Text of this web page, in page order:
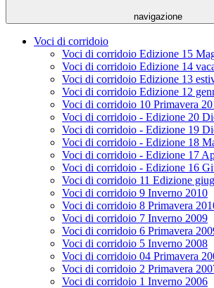
navigazione
Voci di corridoio
Voci di corridoio Edizione 15
Voci di corridoio Edizione 14
Voci di corridoio Edizione 13
Voci di corridoio Edizione 12
Voci di corridoio 10 Primavera
Voci di corridoio - Edizione 20
Voci di corridoio - Edizione 19
Voci di corridoio - Edizione 18
Voci di corridoio - Edizione 17
Voci di corridoio - Edizione 16
Voci di corridoio 11 Edizione
Voci di corridoio 9 Inverno 2010
Voci di corridoio 8 Primavera
Voci di corridoio 7 Inverno 2009
Voci di corridoio 6 Primavera
Voci di corridoio 5 Inverno 2008
Voci di corridoio 04 Primavera
Voci di corridoio 2 Primavera
Voci di corridoio 1 Inverno 2006